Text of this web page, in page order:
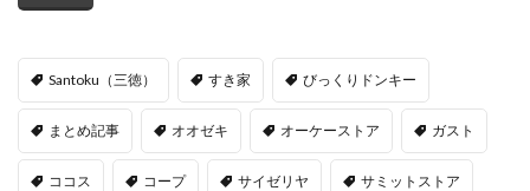
Santoku（三徳） すき家 びっくりドンキー
まとめ記事 オオゼキ オーケーストア ガスト
ココス コープ サイゼリヤ サミットストア